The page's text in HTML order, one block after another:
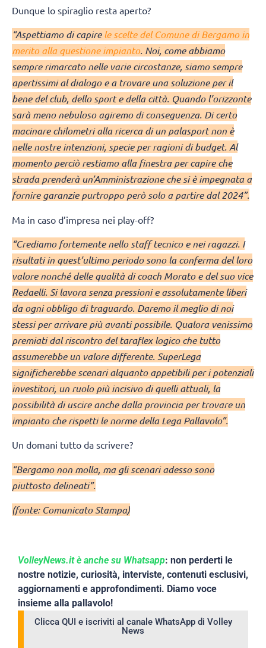
Dunque lo spiraglio resta aperto?
“Aspettiamo di capirele scelte del Comune di Bergamo in
merito alla questione impianto. Noi, come abbiamo
sempre rimarcato nelle varie circostanze, siamo sempre
apertissimi al dialogo e a trovare una soluzione per il
bene del club, dello sport e della città. Quando l’orizzonte
sarà meno nebuloso agiremo di conseguenza. Di certo
macinare chilometri alla ricerca di un palasport non è
nelle nostre intenzioni, specie per ragioni di budget. Al
momento perciò restiamo alla finestra per capire che
strada prenderà un’Amministrazione che si è impegnata a
fornire garanzie purtroppo però solo a partire dal 2024”.
Ma in caso d’impresa nei play-off?
“Crediamo fortemente nello staff tecnico e nei ragazzi. I
risultati in quest’ultimo periodo sono la conferma del loro
valore nonché delle qualità di coach Morato e del suo vice
Redaelli. Si lavora senza pressioni e assolutamente liberi
da ogni obbligo di traguardo. Daremo il meglio di noi
stessi per arrivare più avanti possibile. Qualora venissimo
premiati dal riscontro del taraflex logico che tutto
assumerebbe un valore differente. SuperLega
significherebbe scenari alquanto appetibili per i potenziali
investitori, un ruolo più incisivo di quelli attuali, la
possibilità di uscire anche dalla provincia per trovare un
impianto che rispetti le norme della Lega Pallavolo”.
Un domani tutto da scrivere?
“Bergamo non molla, ma gli scenari adesso sono
piuttosto delineati”.
(fonte: Comunicato Stampa)
VolleyNews.it è anche su Whatsapp: non perderti le
nostre notizie, curiosità, interviste, contenuti esclusivi,
aggiornamenti e approfondimenti. Diamo voce
insieme alla pallavolo!
Clicca QUI e iscriviti al canale WhatsApp di Volley
News